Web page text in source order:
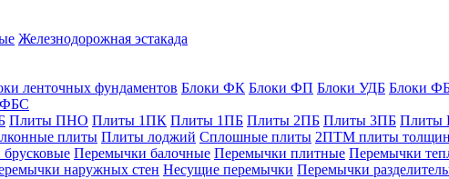
Железнодорожная эстакада
ленточных фундаментов Блоки ФК Блоки ФП Блоки УДБ Блоки
ФБС
Плиты ПНО Плиты 1ПК Плиты 1ПБ Плиты 2ПБ Плиты 3ПБ Плиты
плиты Плиты лоджий Сплошные плиты 2ПТМ плиты
Перемычки балочные Перемычки плитные Перемычки
наружных стен Несущие перемычки Перемычки